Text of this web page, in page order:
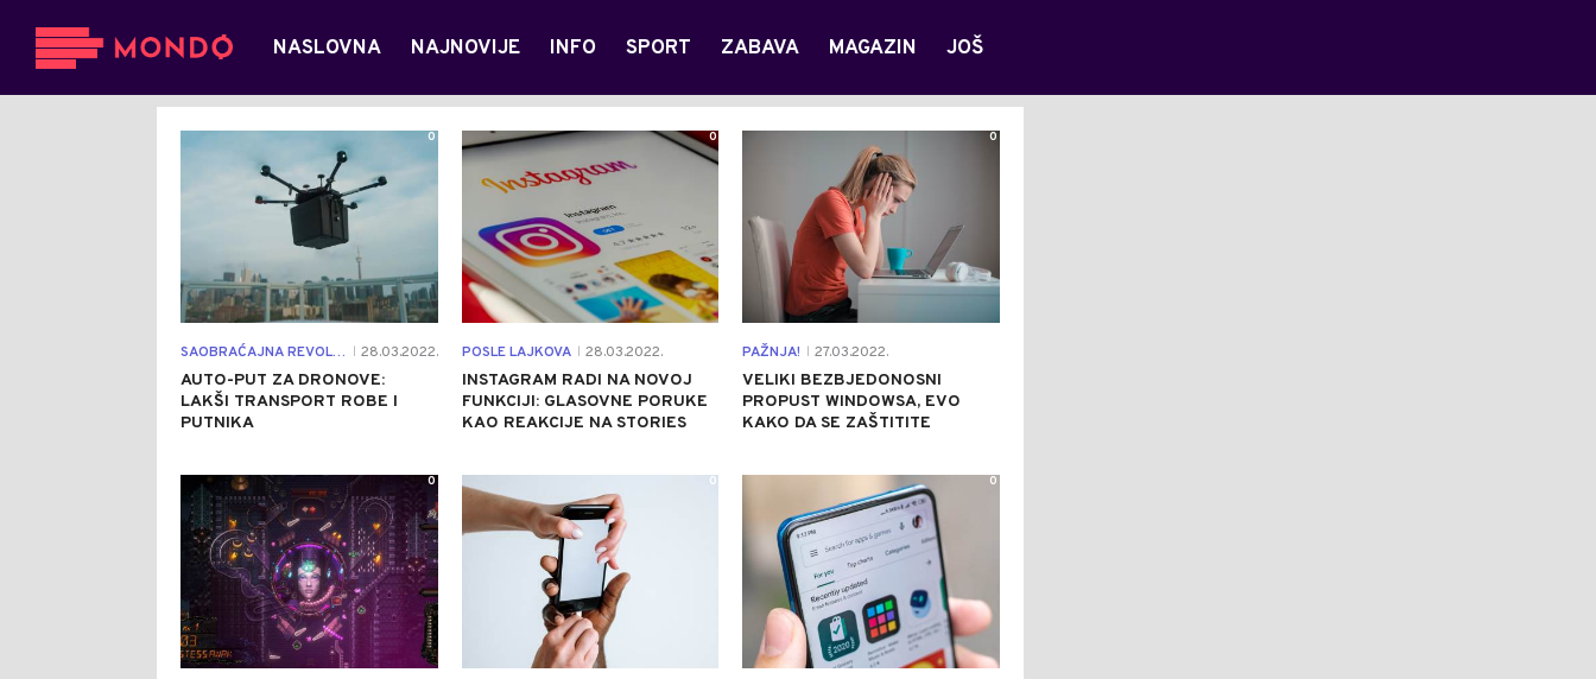
NASLOVNA NAJNOVIJE INFO SPORT ZABAVA MAGAZIN JOŠ
SAOBRAĆAJNA REVOLUCIJA 28.03.2022.
AUTO-PUT ZA DRONOVE:
LAKŠI TRANSPORT ROBE I
PUTNIKA
0
POSLE LAJKOVA 28.03.2022.
INSTAGRAM RADI NA NOVOJ
FUNKCIJI: GLASOVNE PORUKE
KAO REAKCIJE NA STORIES
0
PAŽNJA! 27.03.2022.
VELIKI BEZBJEDONOSNI
PROPUST WINDOWSA, EVO
KAKO DA SE ZAŠTITITE
0
0 0 0